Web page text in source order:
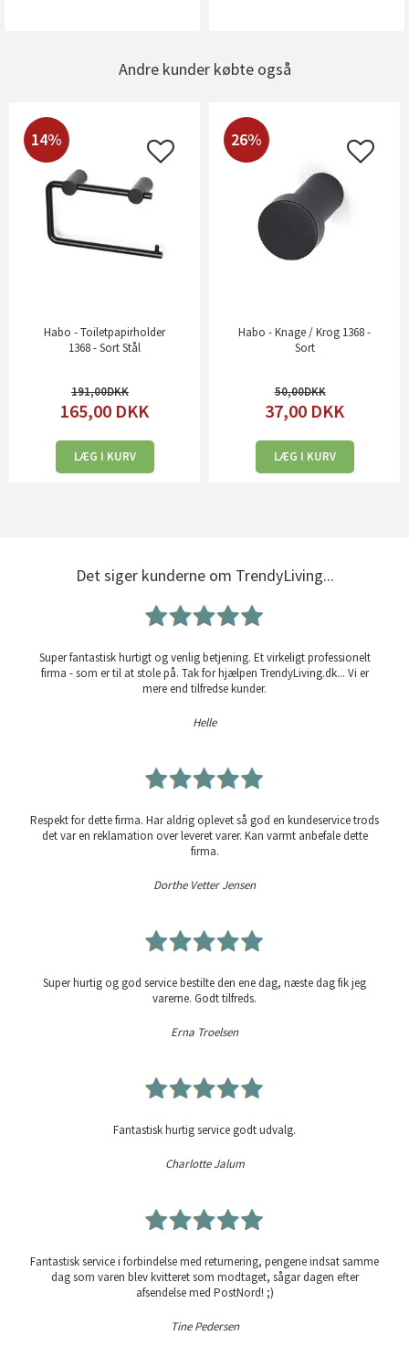
Andre kunder købte også
14%
Habo - Toiletpapirholder
1368 - Sort Stål
191,00
165,00 DKK
LÆG I KURV
26%
Habo - Knage / Krog 1368 -
Sort
50,00
37,00 DKK
LÆG I KURV
Det siger kunderne om TrendyLiving...
Super fantastisk hurtigt og venlig betjening. Et virkeligt professionelt
firma - som er til at stole på. Tak for hjælpen TrendyLiving.dk... Vi er
mere end tilfredse kunder.
Helle
Respekt for dette firma. Har aldrig oplevet så god en kundeservice trods
det var en reklamation over leveret varer. Kan varmt anbefale dette
firma.
Dorthe Vetter Jensen
Super hurtig og god service bestilte den ene dag, næste dag fik jeg
varerne. Godt tilfreds.
Erna Troelsen
Fantastisk hurtig service godt udvalg.
Charlotte Jalum
Fantastisk service i forbindelse med returnering, pengene indsat samme
dag som varen blev kvitteret som modtaget, sågar dagen efter
afsendelse med PostNord! ;)
Tine Pedersen